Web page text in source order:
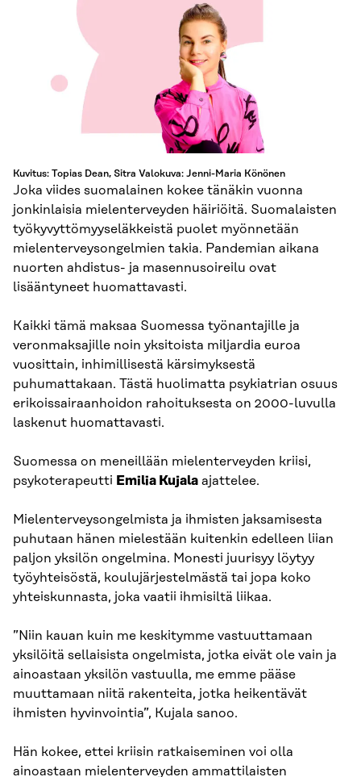
Kuvitus: Topias Dean, Sitra Valokuva: Jenni-Maria Könönen
Joka viides suomalainen kokee tänäkin vuonna
jonkinlaisia mielenterveyden häiriöitä. Suomalaisten
työkyvyttömyyseläkkeistä puolet myönnetään
mielenterveysongelmien takia. Pandemian aikana
nuorten ahdistus- ja masennusoireilu ovat
lisääntyneet huomattavasti.
Kaikki tämä maksaa Suomessa työnantajille ja
veronmaksajille noin yksitoista miljardia euroa
vuosittain, inhimillisestä kärsimyksestä
puhumattakaan. Tästä huolimatta psykiatrian osuus
erikoissairaanhoidon rahoituksesta on 2000-luvulla
laskenut huomattavasti.
Suomessa on meneillään mielenterveyden kriisi,
psykoterapeutti Emilia Kujala ajattelee.
Mielenterveysongelmista ja ihmisten jaksamisesta
puhutaan hänen mielestään kuitenkin edelleen liian
paljon yksilön ongelmina. Monesti juurisyy löytyy
työyhteisöstä, koulujärjestelmästä tai jopa koko
yhteiskunnasta, joka vaatii ihmisiltä liikaa.
”Niin kauan kuin me keskitymme vastuuttamaan
yksilöitä sellaisista ongelmista, jotka eivät ole vain ja
ainoastaan yksilön vastuulla, me emme pääse
muuttamaan niitä rakenteita, jotka heikentävät
ihmisten hyvinvointia”, Kujala sanoo.
Hän kokee, ettei kriisin ratkaiseminen voi olla
ainoastaan mielenterveyden ammattilaisten